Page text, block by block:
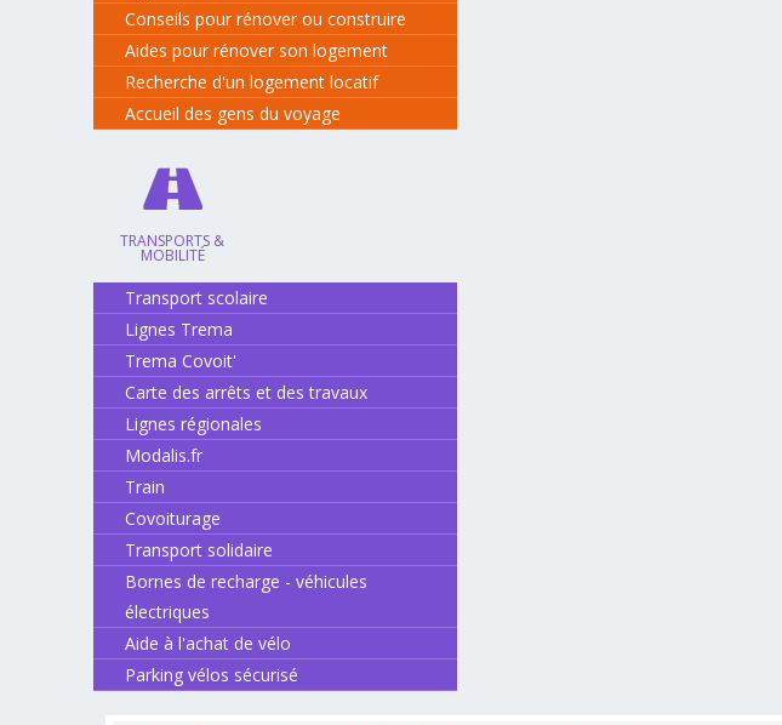
Conseils pour rénover ou construire
Aides pour rénover son logement
Recherche d'un logement locatif
Accueil des gens du voyage
TRANSPORTS &
MOBILITÉ
Transport scolaire
Lignes Trema
Trema Covoit'
Carte des arrêts et des travaux
Lignes régionales
Modalis.fr
Train
Covoiturage
Transport solidaire
Bornes de recharge - véhicules
électriques
Aide à l'achat de vélo
Parking vélos sécurisé